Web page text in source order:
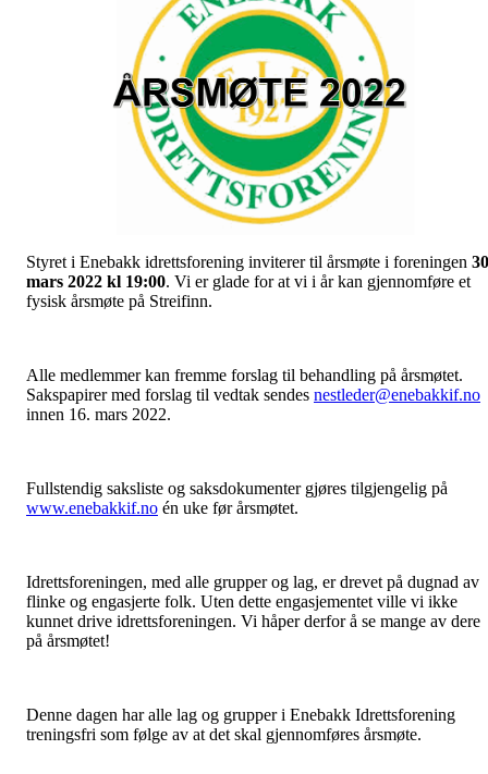
Styret i Enebakk idrettsforening inviterer til årsmøte i foreningen
mars 2022 kl 19:00. Vi er glade for at vi i år kan gjennomføre et
fysisk årsmøte på Streifinn.
Alle medlemmer kan fremme forslag til behandling på årsmøtet.
Sakspapirer med forslag til vedtak sendes nestleder@enebakkif.no
innen 16. mars 2022.
Fullstendig saksliste og saksdokumenter gjøres tilgjengelig på
www.enebakkif.no én uke før årsmøtet.
Idrettsforeningen, med alle grupper og lag, er drevet på dugnad av
flinke og engasjerte folk. Uten dette engasjementet ville vi ikke
kunnet drive idrettsforeningen. Vi håper derfor å se mange av dere
på årsmøtet!
Denne dagen har alle lag og grupper i Enebakk Idrettsforening
treningsfri som følge av at det skal gjennomføres årsmøte.